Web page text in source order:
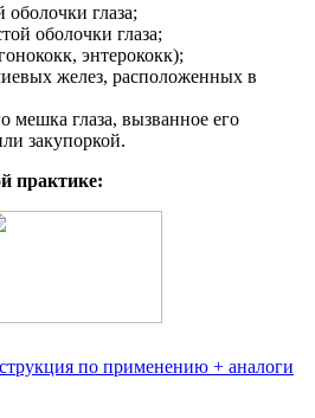
оболочки глаза;
оболочки глаза;
энтерококк);
желез, расположенных в
мешка глаза, вызванное его
закупоркой.
практике:
по применению + аналоги